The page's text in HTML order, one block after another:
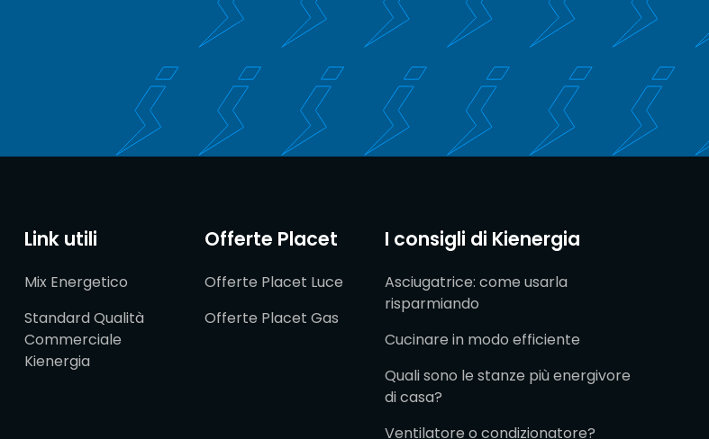
Link utili
Mix Energetico
Standard Qualità
Commerciale
Kienergia
Offerte Placet
Offerte Placet Luce
Offerte Placet Gas
I consigli di Kienergia
Asciugatrice: come usarla
risparmiando
Cucinare in modo efficiente
Quali sono le stanze più energivore
di casa?
Ventilatore o condizionatore?